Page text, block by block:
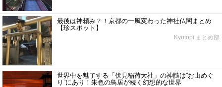
最後は神頼み？！京都の一風変わった神社仏閣まとめ
【珍スポット】
Kyotopi まとめ部
世界中を魅了する「伏見稲荷大社」の神髄は”お山めぐ
り”にあり！朱色の鳥居が続く幻想的な世界